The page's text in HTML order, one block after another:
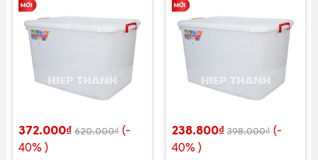
372.000₫ 620.000₫ (-
40% )
238.800₫ 398.000₫ (-
40% )